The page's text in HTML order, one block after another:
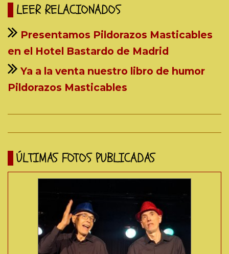
LEER RELACIONADOS
Presentamos Pildorazos Masticables
en el Hotel Bastardo de Madrid
Ya a la venta nuestro libro de humor
Pildorazos Masticables
ÚLTIMAS FOTOS PUBLICADAS